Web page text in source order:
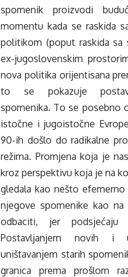
spomenik proizvodi
momentu kada se raskida
politikom (poput raskida sa
ex-jugoslovenskim
nova politika orijentisana
to se pokazuje
spomenika. To se posebno
istočne i jugoistočne
90-ih došlo do radikalne
režima. Promjena koja je
kroz perspektivu koja je na
gledala kao nešto
njegove spomenike kao
odbaciti, jer
Postavljanjem novih i
uništavanjem starih
granica prema prošlom